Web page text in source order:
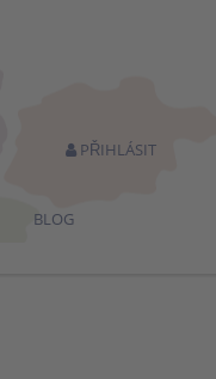
PŘIHLÁSIT
BLOG